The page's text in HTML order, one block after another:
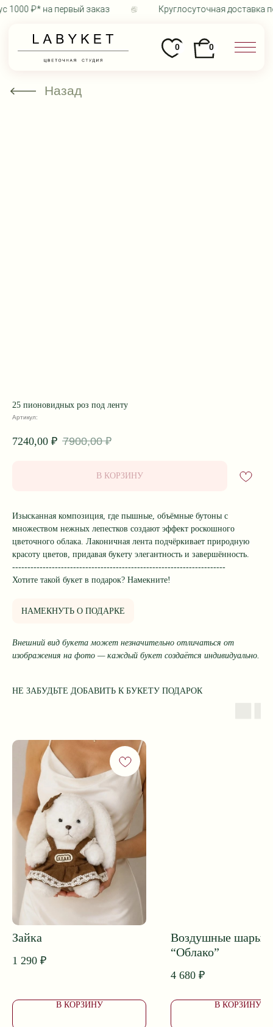
₽* на первый заказ Круглосуточная доставка по
Назад
25 пионовидных роз под ленту
Артикул:
7240,00 ₽ 7900,00 ₽
В КОРЗИНУ
Изысканная композиция, где пышные, объёмные бутоны с
множеством нежных лепестков создают эффект роскошного
цветочного облака. Лаконичная лента подчёркивает природную
красоту цветов, придавая букету элегантность и завершённость.
----------------------------------------------------------------------
Хотите такой букет в подарок? Намекните!
НАМЕКНУТЬ О ПОДАРКЕ
Внешний вид букета может незначительно отличаться от
изображения на фото — каждый букет создаётся индивидуально.
НЕ ЗАБУДЬТЕ ДОБАВИТЬ К БУКЕТУ ПОДАРОК
Зайка
1 290 ₽
В КОРЗИНУ
Воздушные шары
“Облако”
4 680 ₽
В КОРЗИНУ
Приветственный бонус 1000 ₽*
Принимаем заказы и поддержка клиентов 24/7
Собираем букеты с 8:00 до 20:00
ПОДОБРАТЬ БУКЕТ